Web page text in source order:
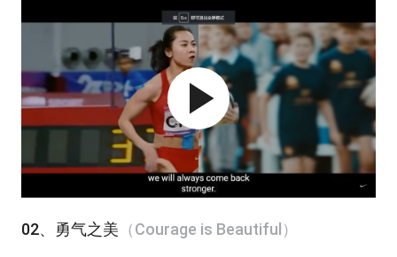
02、勇气之美 （Courage is Beautiful）